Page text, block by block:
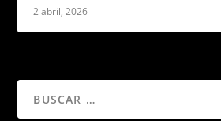
2 abril, 2026